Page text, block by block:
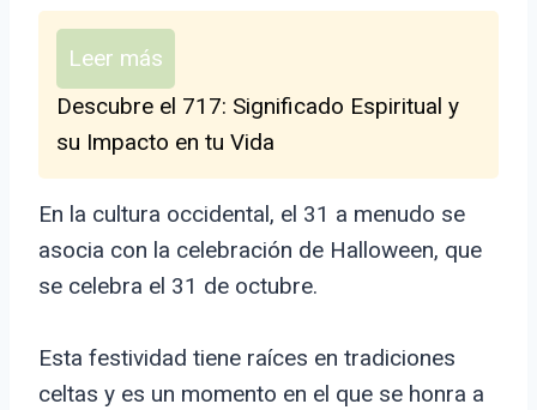
Leer más
Descubre el 717: Significado Espiritual y
su Impacto en tu Vida
En la cultura occidental, el 31 a menudo se
asocia con la celebración de Halloween, que
se celebra el 31 de octubre.
Esta festividad tiene raíces en tradiciones
celtas y es un momento en el que se honra a